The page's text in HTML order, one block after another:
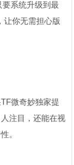
系统升级到最
让你无需担心版
微奇妙独家提
注目，还能在视
。